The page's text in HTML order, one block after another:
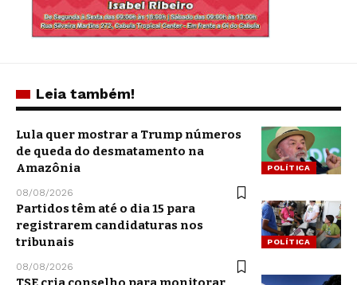
Leia também!
POLÍTICA
Lula quer mostrar a Trump números
de queda do desmatamento na
Amazônia
08/08/2026
POLÍTICA
Partidos têm até o dia 15 para
registrarem candidaturas nos
tribunais
08/08/2026